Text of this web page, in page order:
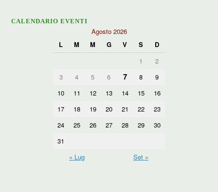
CALENDARIO EVENTI
Agosto 2026
L
M M G V S
D
1
2
3
4 5 6 7 8
9
10
11 12 13 14 15
16
17
18 19 20 21 22
23
24
25 26 27 28 29
30
31
« Lug
Set »